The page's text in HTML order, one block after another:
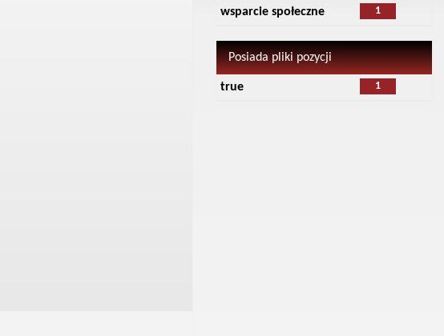
1
wsparcie społeczne
Posiada pliki pozycji
1
true